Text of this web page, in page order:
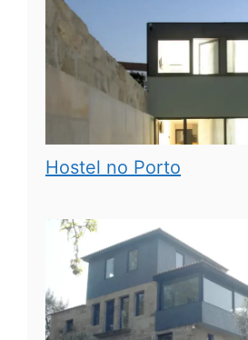
Hostel no Porto